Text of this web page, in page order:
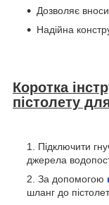
Дозволяє
Надійна
Коротка
пістолету
Підключити
джерела
За допомогою
шланг до